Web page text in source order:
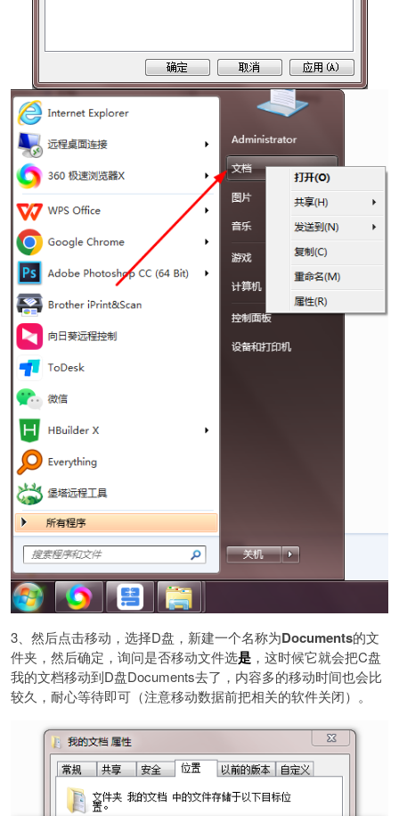
3、然后点击移动，选择D盘，新建一个名称为Documents的文
件夹，然后确定，询问是否移动文件选是 ，这时候它就会把C盘
我的文档移动到D盘Documents去了，内容多的移动时间也会比
较久，耐心等待即可（注意移动数据前把相关的软件关闭）。